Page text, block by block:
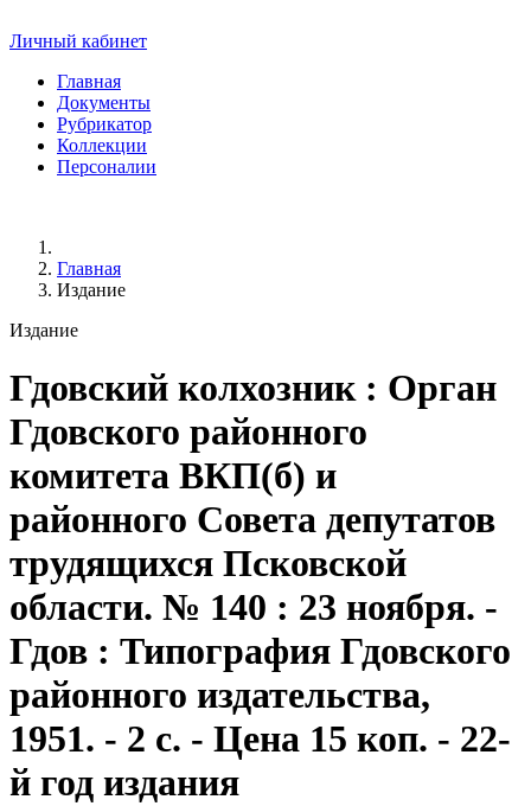
Личный кабинет
Главная
Документы
Рубрикатор
Коллекции
Персоналии
Главная
Издание
Издание
Гдовский колхозник: Орган
Гдовского районного
комитета ВКП(б) и
районного Совета депутатов
трудящихся Псковской
области. № 140 : 23 ноября. -
Гдов : Типография Гдовского
районного издательства,
1951. - 2 с. - Цена 15 коп. - 22-
й год издания